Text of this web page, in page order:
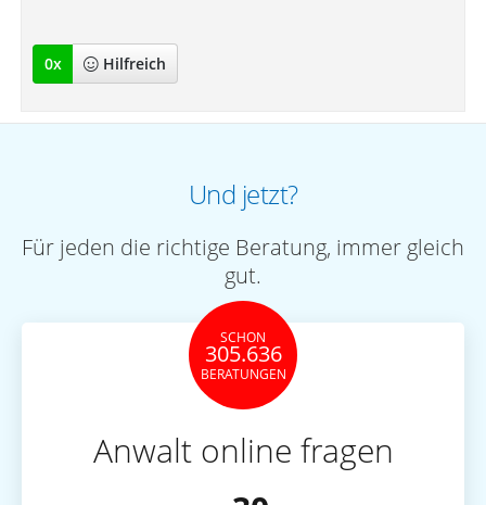
0x Hilfreich
Und jetzt?
Für jeden die richtige Beratung, immer gleich
gut.
SCHON
305.636
BERATUNGEN
Anwalt online fragen